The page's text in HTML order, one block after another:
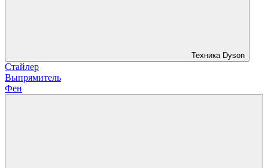
Техника Dyson
Стайлер
Выпрямитель
Фен